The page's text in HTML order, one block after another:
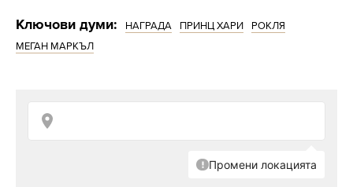
Ключови думи: НАГРАДА ПРИНЦ ХАРИ
РОКЛЯ
МЕГАН МАРКЪЛ